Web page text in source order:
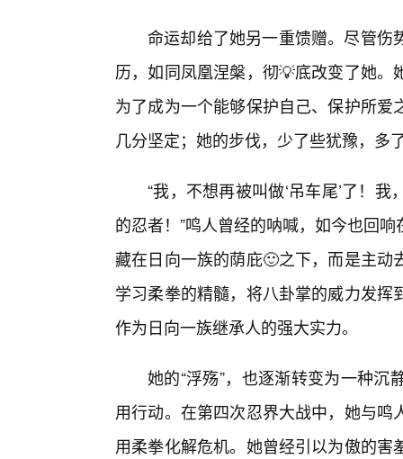
命运却给了她另一重馈赠。尽管伤
历，如同凤凰涅槃，彻💡底改变了她
为了成为一个能够保护自己、保护所
几分坚定；她的步伐，少了些犹豫，多
“我，不想再被叫做‘吊车尾’了！
的忍者！”鸣人曾经的呐喊，如今也回
藏在日向一族的荫庇🙂之下，而是主
学习柔拳的精髓，将八卦掌的威力发
作为日向一族继承人的强大实力。
她的“浮殇”，也逐渐转变为一种
用行动。在第四次忍界大战中，她与
用柔拳化解危机。她曾经引以为傲的